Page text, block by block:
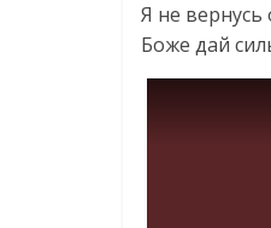
Я не
Боже дай